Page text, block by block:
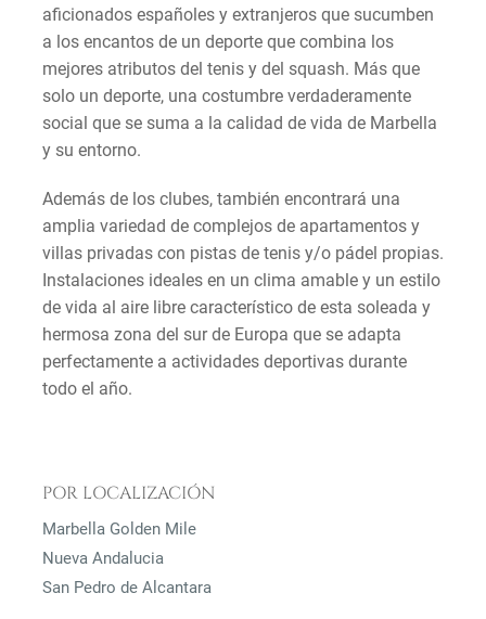
aficionados españoles y extranjeros que sucumben
a los encantos de un deporte que combina los
mejores atributos del tenis y del squash. Más que
solo un deporte, una costumbre verdaderamente
social que se suma a la calidad de vida de Marbella
y su entorno.
Además de los clubes, también encontrará una
amplia variedad de complejos de apartamentos y
villas privadas con pistas de tenis y/o pádel propias.
Instalaciones ideales en un clima amable y un estilo
de vida al aire libre característico de esta soleada y
hermosa zona del sur de Europa que se adapta
perfectamente a actividades deportivas durante
todo el año.
POR LOCALIZACIÓN
Marbella Golden Mile
Nueva Andalucia
San Pedro de Alcantara